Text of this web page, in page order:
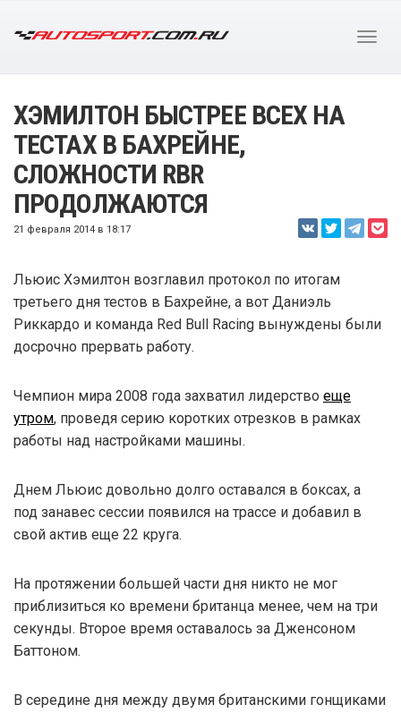
ХЭМИЛТОН БЫСТРЕЕ ВСЕХ НА
ТЕСТАХ В БАХРЕЙНЕ,
СЛОЖНОСТИ RBR
ПРОДОЛЖАЮТСЯ
21 февраля 2014 в 18:17
Льюис Хэмилтон возглавил протокол по итогам
третьего дня тестов в Бахрейне, а вот Даниэль
Риккардо и команда Red Bull Racing вынуждены были
досрочно прервать работу.
Чемпион мира 2008 года захватил лидерство еще
утром, проведя серию коротких отрезков в рамках
работы над настройками машины.
Днем Льюис довольно долго оставался в боксах, а
под занавес сессии появился на трассе и добавил в
свой актив еще 22 круга.
На протяжении большей части дня никто не мог
приблизиться ко времени британца менее, чем на три
секунды. Второе время оставалось за Дженсоном
Баттоном.
В середине дня между двумя британскими гонщиками